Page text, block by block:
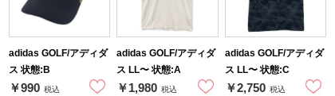
adidas GOLF/アディダ
ス 状態:B
￥990 税込
adidas GOLF/アディダ
ス LL〜 状態:A
￥1,980 税込
adidas GOLF/アディダ
ス LL〜 状態:C
￥2,750 税込